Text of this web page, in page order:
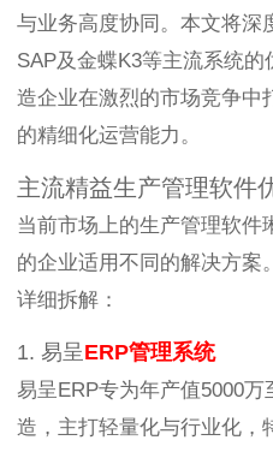
与业务高度协同。本文将深
SAP及金蝶K3等主流系统
造企业在激烈的市场竞争中
的精细化运营能力。
主流精益生产管理软件
当前市场上的生产管理软件
的企业适用不同的解决方案
详细拆解：
1. 易呈ERP管理系统
易呈ERP专为年产值5000
造，主打轻量化与行业化，